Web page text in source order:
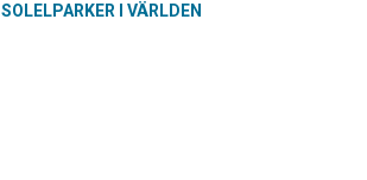
SOLELPARKER I VÄRLDEN